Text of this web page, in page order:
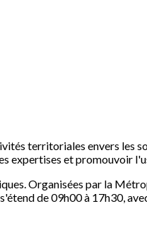
territoriales envers les
expertises et promouvoir
Organisées par la
de 09h00 à 17h30,